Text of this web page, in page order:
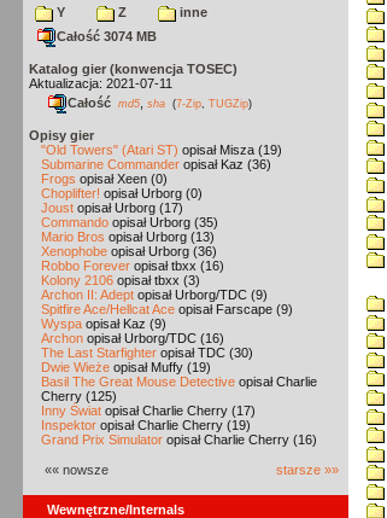
Y
Z
inne
Całość 3074 MB
Katalog gier (konwencja TOSEC)
Aktualizacja: 2021-07-11
Całość md5 sha (7-Zip TUGZip)
Opisy gier
"Old Towers" (Atari ST) opisał Misza (19)
Submarine Commander opisał Kaz (36)
Frogs opisał Xeen (0)
Choplifter! opisał Urborg (0)
Joust opisał Urborg (17)
Commando opisał Urborg (35)
Mario Bros opisał Urborg (13)
Xenophobe opisał Urborg (36)
Robbo Forever opisał tbxx (16)
Kolony 2106 opisał tbxx (3)
Archon II: Adept opisał Urborg/TDC (9)
Spitfire Ace/Hellcat Ace opisał Farscape (9)
Wyspa opisał Kaz (9)
Archon opisał Urborg/TDC (16)
The Last Starfighter opisał TDC (30)
Dwie Wieże opisał Muffy (19)
Basil The Great Mouse Detective opisał Charlie
Cherry (125)
Inny Świat opisał Charlie Cherry (17)
Inspektor opisał Charlie Cherry (19)
Grand Prix Simulator opisał Charlie Cherry (16)
«« nowsze starsze »»
Wewnętrzne/Internals